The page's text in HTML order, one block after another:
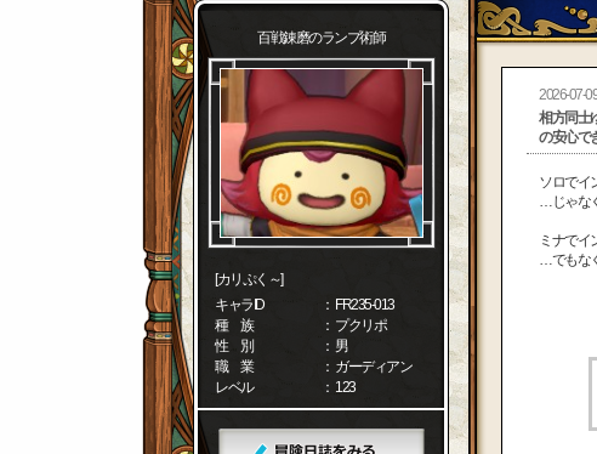
百戦錬磨のランプ術師
[カリぷく～]
キャラID
： FR235-013
種 族
： プクリポ
性 別
： 男
職 業
： ガーディアン
レベル
： 123
2026-07-
相方同士
の安心で
ソロでイ
…じゃな
ミナでイ
…でもな